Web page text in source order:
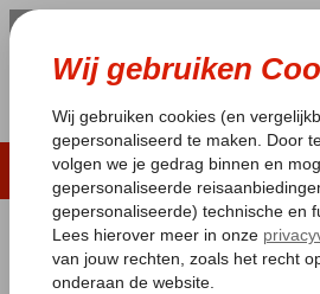
LAST MINUTE
Pakketgarantie
Home
Egypte Rode Zee